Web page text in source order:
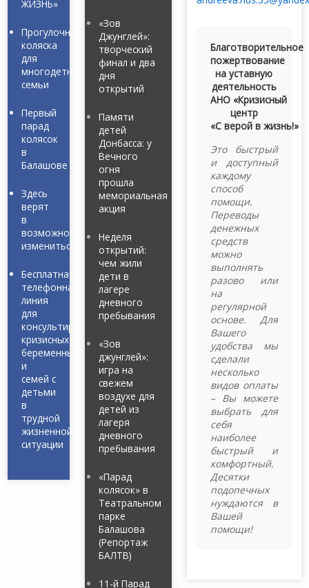
ЖИЗНЬ»
Прогулочная
коляска
для
многодетной
семьи
Первый
парад
колясок
в
Балашове
Здесь
верят
в
возможность
измениться
Бесплатная
телефонная
линия
для
консультирования
кризисных
беременных
и
семей с
детьми
в
трудной
жизненной
ситуации
«Зов
Джунглей»:
творческий
финал и два
дня
открытий
Памяти
детей
Донбасса: у
Вечного
огня
прошла
мемориальная
акция
Неделя
открытий:
чем жили
дети в
лагере
дневного
пребывания
«Зов
джунглей»:
игра на
свежем
воздухе для
детей из
лагеря
дневного
пребывания
«Парад
колясок» в
Театральном
парке
Балашова
(Репортаж
БАЛТВ)
11-й Парад
Благотворительное
пожертвование
на уставную
деятельность
АНО «Кризисный
центр
«С верой в жизнь!»
Это быстрый
и доступный
каждому
способ
помощи.
Переводы
денежных
средств
можно
выполнять
разово или
на
регулярной
основе. Для
Вашего
удобства мы
сделали
несколько
видов оплаты
– Вы можете
выбрать для
себя
наиболее
быстрый и
комфортный.
Десятки
подопечных
нуждаются в
Вашей
помощи!